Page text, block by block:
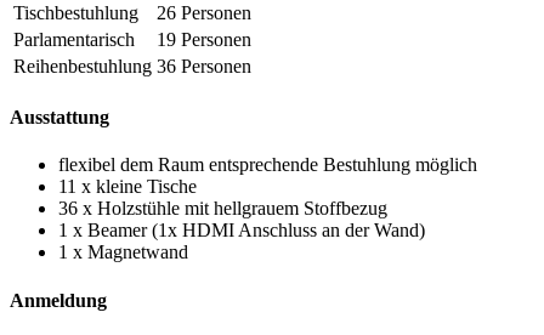
Tischbestuhlung
26 Personen
Parlamentarisch
19 Personen
Reihenbestuhlung 36 Personen
Ausstattung
flexibel dem Raum entsprechende Bestuhlung möglich
11 x kleine Tische
36 x Holzstühle mit hellgrauem Stoffbezug
1 x Beamer (1x HDMI Anschluss an der Wand)
1 x Magnetwand
Anmeldung